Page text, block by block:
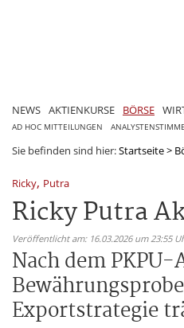
NEWS AKTIENKURSE BÖRSE
AD HOC MITTEILUNGEN
Sie befinden sind hier:Startseite>
Ricky, Putra
Ricky Putra
Veröffentlicht am: 16.03.2026 um 23:55
Nach dem
Exportstrategie